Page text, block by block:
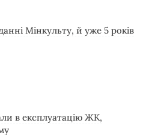
Мінкульту, й уже 5 років
в експлуатацію ЖК,